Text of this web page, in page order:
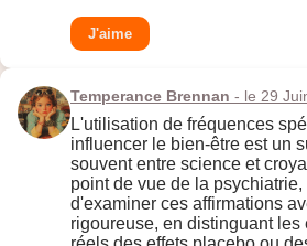
J'aime
Temperance Brennan - le 29
L'utilisation de fréquences
influencer le bien-être est un
souvent entre science et
point de vue de la psychiatrie,
d'examiner ces affirmations
rigoureuse, en distinguant